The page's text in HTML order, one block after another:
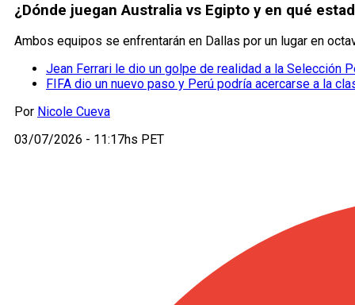
¿Dónde juegan Australia vs Egipto y en qué
Ambos equipos se enfrentarán en Dallas por un lugar en
Jean Ferrari le dio un golpe de realidad a la Selección
FIFA dio un nuevo paso y Perú podría acercarse a la
Por Nicole Cueva
03/07/2026 - 11:17hs PET